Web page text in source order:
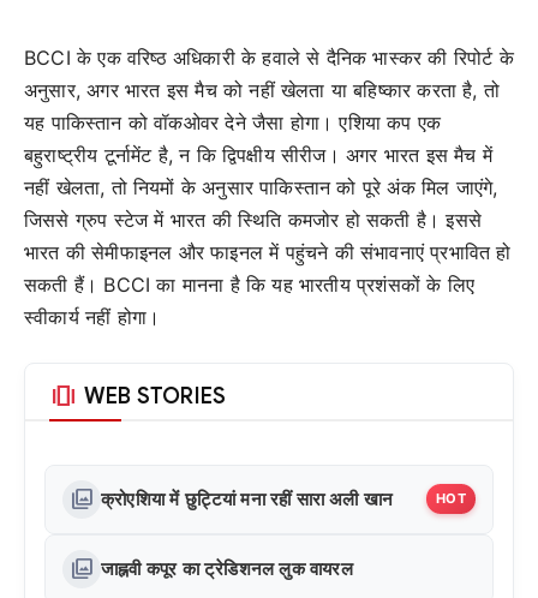
BCCI के एक वरिष्ठ अधिकारी के हवाले से दैनिक भास्कर की रिपोर्ट के
अनुसार, अगर भारत इस मैच को नहीं खेलता या बहिष्कार करता है, तो
यह पाकिस्तान को वॉकओवर देने जैसा होगा। एशिया कप एक
बहुराष्ट्रीय टूर्नामेंट है, न कि द्विपक्षीय सीरीज। अगर भारत इस मैच में
नहीं खेलता, तो नियमों के अनुसार पाकिस्तान को पूरे अंक मिल जाएंगे,
जिससे ग्रुप स्टेज में भारत की स्थिति कमजोर हो सकती है। इससे
भारत की सेमीफाइनल और फाइनल में पहुंचने की संभावनाएं प्रभावित हो
सकती हैं। BCCI का मानना है कि यह भारतीय प्रशंसकों के लिए
स्वीकार्य नहीं होगा।
amp_stories WEB STORIES
photo_library क्रोएशिया में छुट्टियां मना रहीं सारा अली खान HOT
photo_library जाह्नवी कपूर का ट्रेडिशनल लुक वायरल